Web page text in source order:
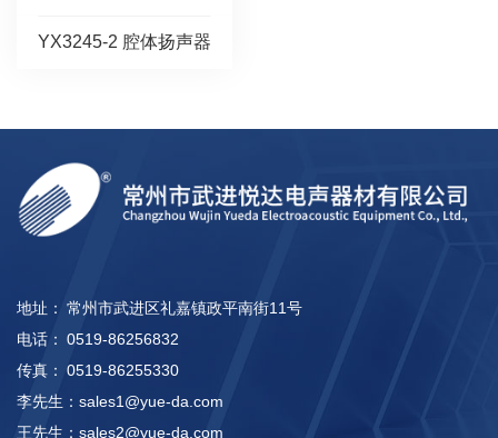
YX3245-2 腔体扬声器
地址： 常州市武进区礼嘉镇政平南街11号
电话： 0519-86256832
传真： 0519-86255330
李先生： sales1@yue-da.com
王先生： sales2@yue-da.com